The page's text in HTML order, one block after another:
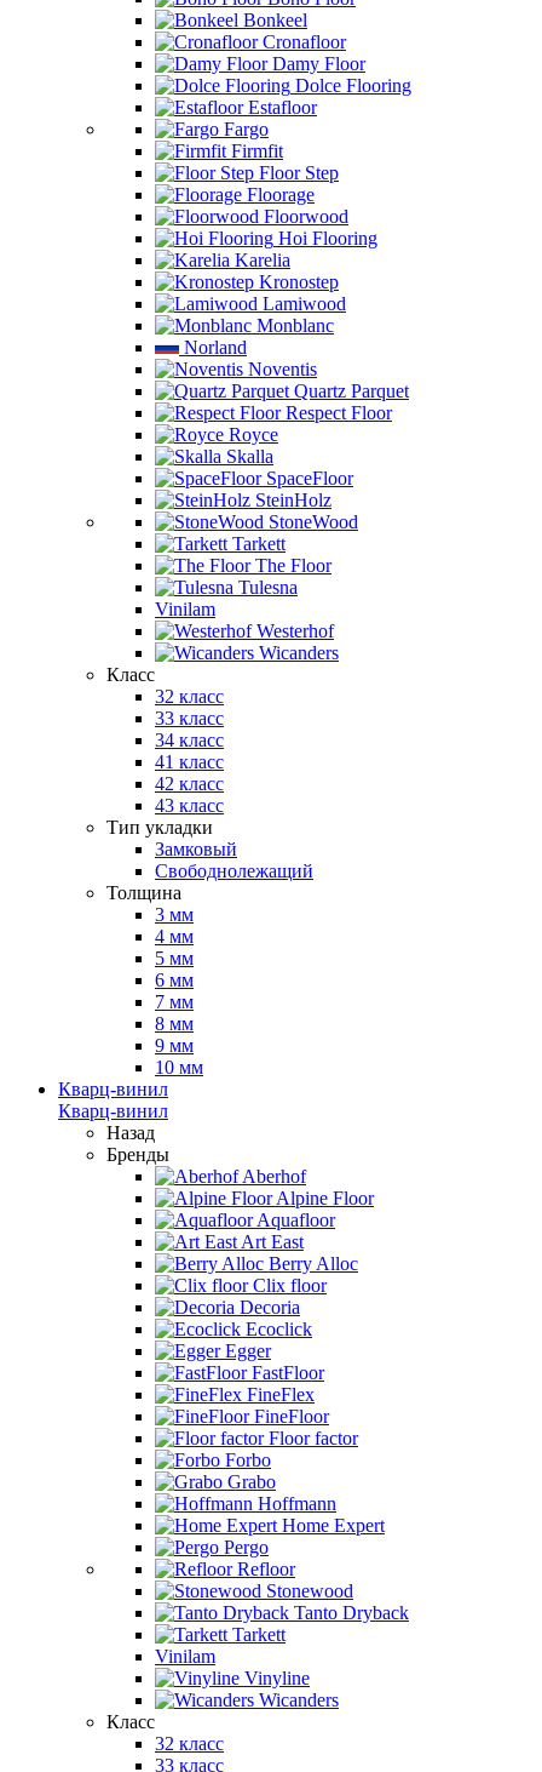
Bonkeel
Cronafloor
Damy Floor
Dolce Flooring
Estafloor
Fargo
Firmfit
Floor Step
Floorage
Floorwood
Hoi Flooring
Karelia
Kronostep
Lamiwood
Monblanc
Norland
Noventis
Quartz Parquet
Respect Floor
Royce
Skalla
SpaceFloor
SteinHolz
StoneWood
Tarkett
The Floor
Tulesna
Vinilam
Westerhof
Wicanders
Класс
32 класс
33 класс
34 класс
41 класс
42 класс
43 класс
Тип укладки
Замковый
Свободнолежащий
Толщина
3 мм
4 мм
5 мм
6 мм
7 мм
8 мм
9 мм
10 мм
Кварц-винил
Кварц-винил
Назад
Бренды
Aberhof
Alpine Floor
Aquafloor
Art East
Berry Alloc
Clix floor
Decoria
Ecoclick
Egger
FastFloor
FineFlex
FineFloor
Floor factor
Forbo
Grabo
Hoffmann
Home Expert
Pergo
Refloor
Stonewood
Tanto Dryback
Tarkett
Vinilam
Vinyline
Wicanders
Класс
32 класс
33 класс